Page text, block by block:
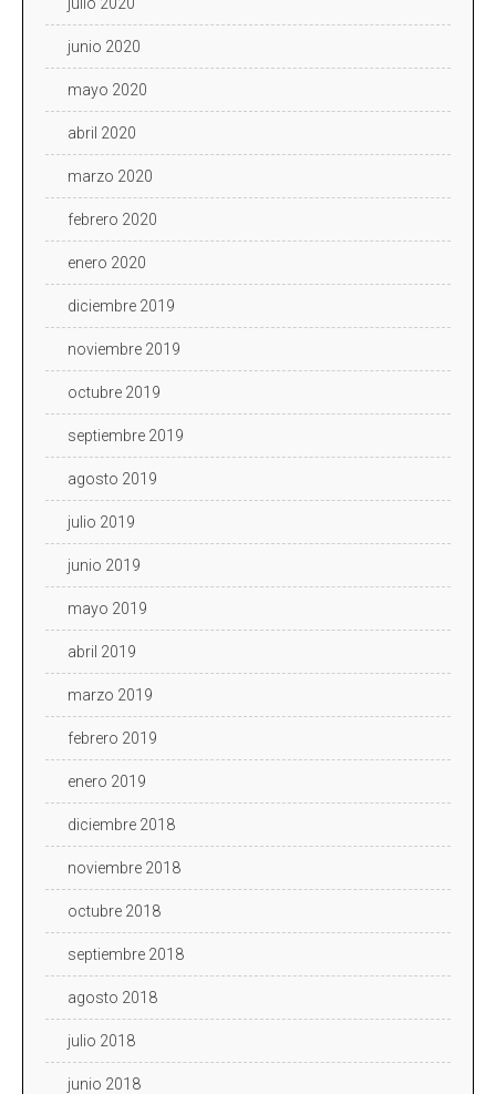
junio 2020
mayo 2020
abril 2020
marzo 2020
febrero 2020
enero 2020
diciembre 2019
noviembre 2019
octubre 2019
septiembre 2019
agosto 2019
julio 2019
junio 2019
mayo 2019
abril 2019
marzo 2019
febrero 2019
enero 2019
diciembre 2018
noviembre 2018
octubre 2018
septiembre 2018
agosto 2018
julio 2018
junio 2018